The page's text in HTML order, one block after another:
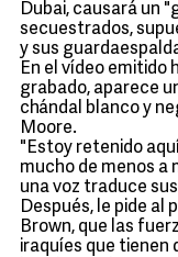
Dubai, causará un
secuestrados,
y sus
En el vídeo emitido
grabado, aparece
chándal blanco y
Moore.
"Estoy retenido
mucho de menos a
una voz traduce
Después, le pide al
Brown, que las
iraquíes que tienen